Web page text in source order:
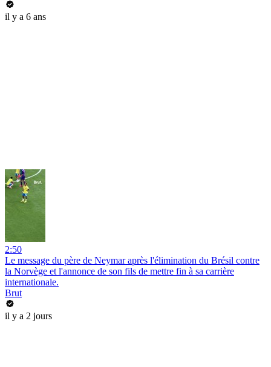
il y a 6 ans
2:50
Le message du père de Neymar après l'élimination du Brésil contre
la Norvège et l'annonce de son fils de mettre fin à sa carrière
internationale.
Brut
il y a 2 jours